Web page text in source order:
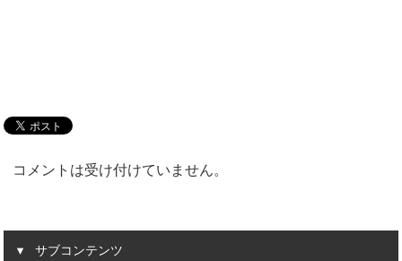
コメントは受け付けていません。
サブコンテンツ